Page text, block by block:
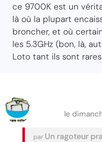
ce 9700K est un
là où la plupart
broncher, et où
les 5.3GHz (bon, là,
Loto tant ils sont
le
par Un ragoteur